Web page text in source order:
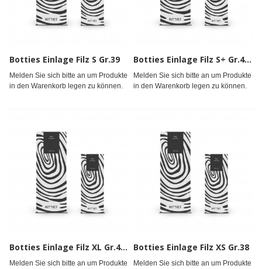
Botties Einlage Filz S Gr.39
Melden Sie sich bitte an um Produkte
in den Warenkorb legen zu können.
Botties Einlage Filz S+ Gr.40 - 41
Melden Sie sich bitte an um Produkte
in den Warenkorb legen zu können.
Botties Einlage Filz XL Gr.45 - 46
Melden Sie sich bitte an um Produkte
Botties Einlage Filz XS Gr.38
Melden Sie sich bitte an um Produkte